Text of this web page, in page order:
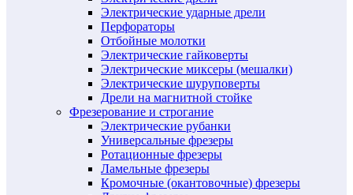
Электрические ударные дрели
Перфораторы
Отбойные молотки
Электрические гайковерты
Электрические миксеры (мешалки)
Электрические шуруповерты
Дрели на магнитной стойке
Фрезерование и строгание
Электрические рубанки
Универсальные фрезеры
Ротационные фрезеры
Ламельные фрезеры
Кромочные (окантовочные) фрезеры